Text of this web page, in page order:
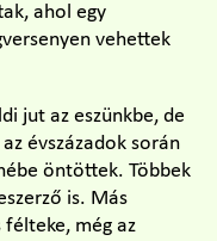
ahol egy
vehettek
jut az eszünkbe, de
évszázadok során
öntöttek. Többek
is. Más
félteke, még az